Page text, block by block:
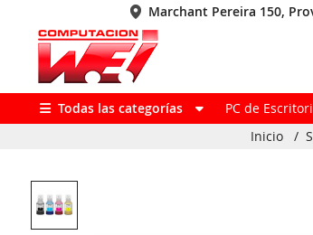
Marchant Pereira 150,
Todas las categorías PC de
Inicio
/